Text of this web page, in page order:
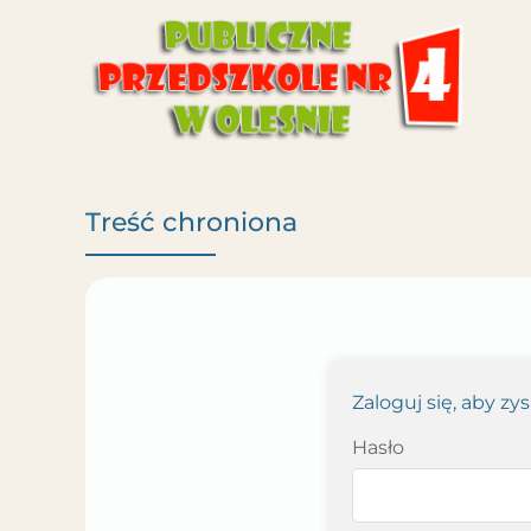
Treść chroniona
Zaloguj się, aby
Hasło